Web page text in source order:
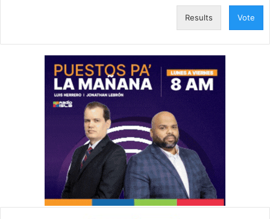
Results Vote